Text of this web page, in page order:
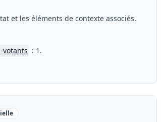
et les éléments de contexte associés.
votants : 1.